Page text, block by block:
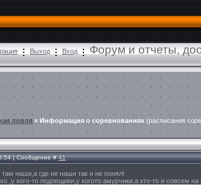
Выход Вход
Форум и отчеты,
ловля » Информация о соревнованиях (расписания
| Сообщение #41
наши,а где не наши так и не понял!
,у кого-то подлещики,у когото амурчики,а кто-то и совсем